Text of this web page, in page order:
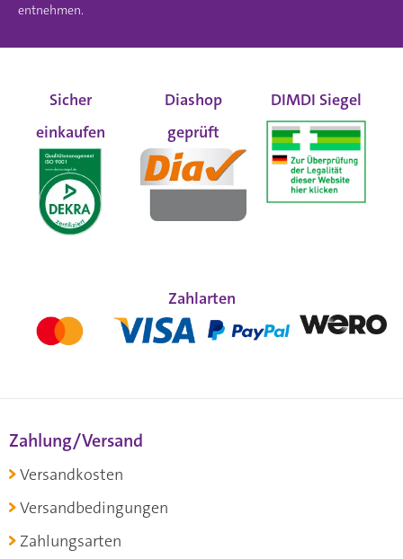
entnehmen.
Sicher
einkaufen
Diashop
geprüft
DIMDI Siegel
Zahlarten
Zahlung/Versand
Versandkosten
Versandbedingungen
Zahlungsarten